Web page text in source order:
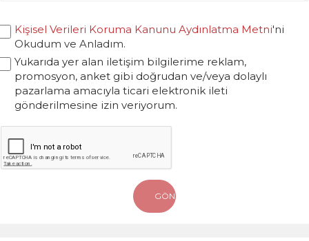
Kişisel Verileri Koruma Kanunu Aydınlatma Metni'ni
Okudum ve Anladım.
Yukarıda yer alan iletişim bilgilerime reklam,
promosyon, anket gibi doğrudan ve/veya dolaylı
pazarlama amacıyla ticari elektronik ileti
gönderilmesine izin veriyorum.